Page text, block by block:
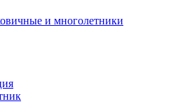
и многолетники